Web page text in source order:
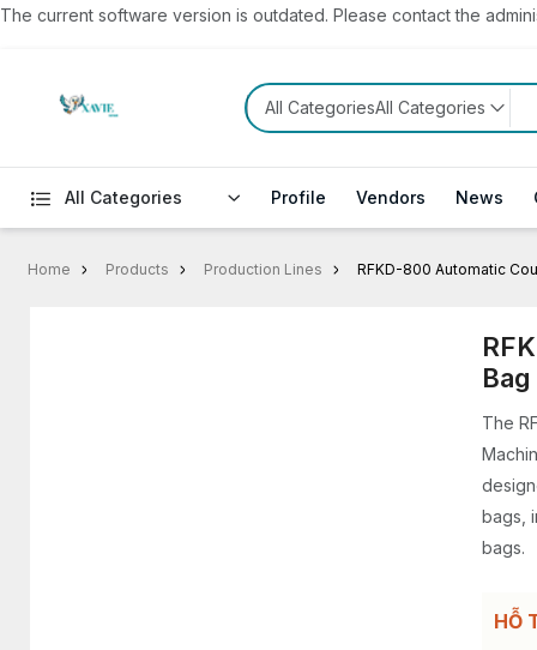
The current software version is outdated. Please contact the
All CategoriesAll Categories
All Categories Profile Vendors News
Home Products Production Lines RFKD-800 Automatic
The
bags,
bags.
HỖ